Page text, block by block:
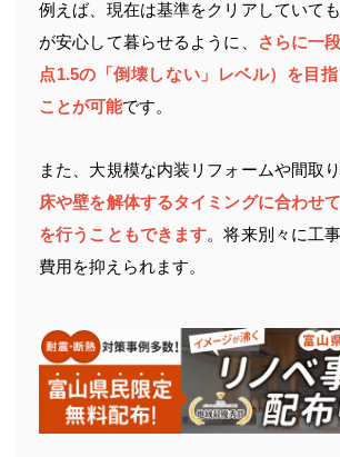
例えば、現在は基準をクリアしていて
が安心して暮らせるように、
さらに一
点1.5の「倒壊しない」レベル）を目
ことが可能です。
また、大規模な内装リフォームや間取
床や壁を解体するタイミングに合わせ
を行うこともできます。将来別々に工
費用を抑えられます。